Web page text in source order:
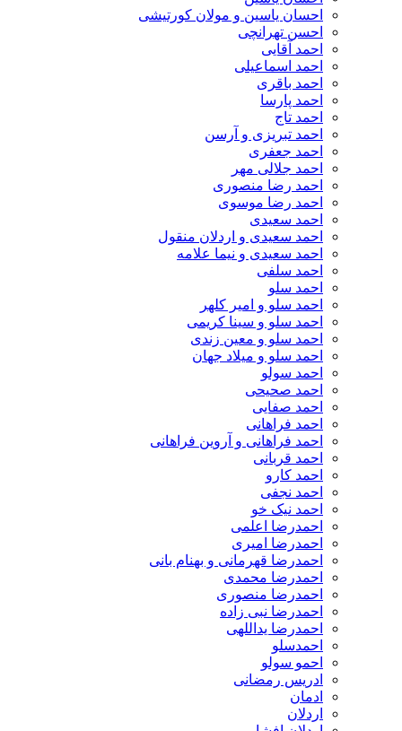
احسان یاسین و مولان کورتیشی
احسن تهرانچی
احمد آقایی
احمد اسماعیلی
احمد باقری
احمد پارسا
احمد تاج
احمد تبریزی و آرسن
احمد جعفری
احمد جلالی مهر
احمد رضا منصوری
احمد رضا موسوی
احمد سعیدی
احمد سعیدی و اردلان منقول
احمد سعیدی و نیما علامه
احمد سلفی
احمد سلو
احمد سلو و امیر کلهر
احمد سلو و سینا کریمی
احمد سلو و معین زندی
احمد سلو و میلاد جهان
احمد سولو
احمد صحیحی
احمد صفایی
احمد فراهانی
احمد فراهانی و آروین فراهانی
احمد قربانی
احمد کارو
احمد نجفی
احمد نیک خو
احمدرضا اعلمی
احمدرضا امیری
احمدرضا قهرمانی و بهنام بانی
احمدرضا محمدی
احمدرضا منصوری
احمدرضا نبی زاده
احمدرضا یداللهی
احمدسلو
احمو سولو
ادریس رمضانی
ادمان
اردلان